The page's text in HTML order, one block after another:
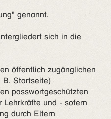
genannt.
sich in die
öffentlich zugänglichen
B. Startseite)
passwortgeschützten
Lehrkräfte und - sofern
durch Eltern